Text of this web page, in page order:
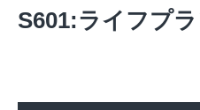
S601:ライフプ